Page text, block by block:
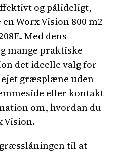
og pålideligt,
Worx Vision 800 m2
Med dens
mange praktiske
det ideelle valg for
græsplæne uden
eller kontakt
om, hvordan du
Vision.
til at